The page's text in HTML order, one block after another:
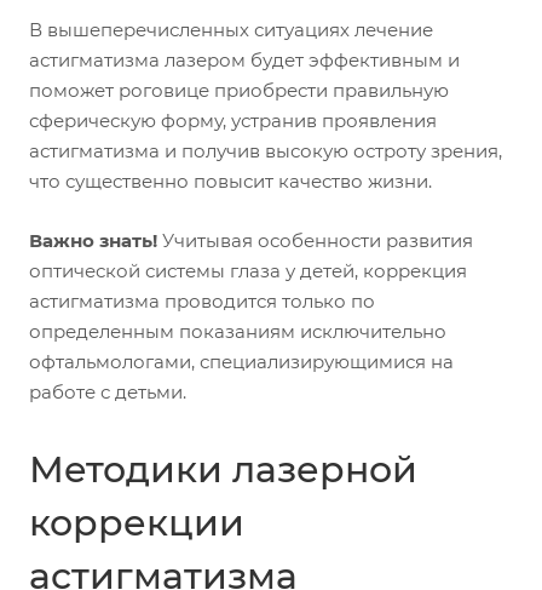
В вышеперечисленных ситуациях лечение
астигматизма лазером будет эффективным и
поможет роговице приобрести правильную
сферическую форму, устранив проявления
астигматизма и получив высокую остроту зрения,
что существенно повысит качество жизни.
Важно знать! Учитывая особенности развития
оптической системы глаза у детей, коррекция
астигматизма проводится только по
определенным показаниям исключительно
офтальмологами, специализирующимися на
работе с детьми.
Методики лазерной
коррекции
астигматизма